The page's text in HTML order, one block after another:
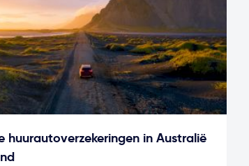
huurautoverzekeringen in Australië